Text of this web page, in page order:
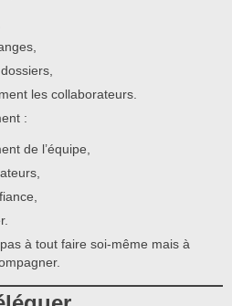
les collaborateurs.
:
de l’équipe,
à tout faire soi-même mais à